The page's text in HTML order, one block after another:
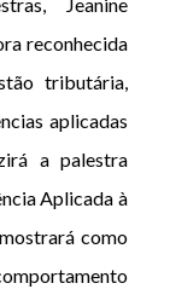
reconhecida
tributária,
aplicadas
a palestra
Aplicada à
como